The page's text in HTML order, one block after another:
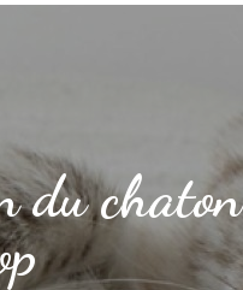
du chaton